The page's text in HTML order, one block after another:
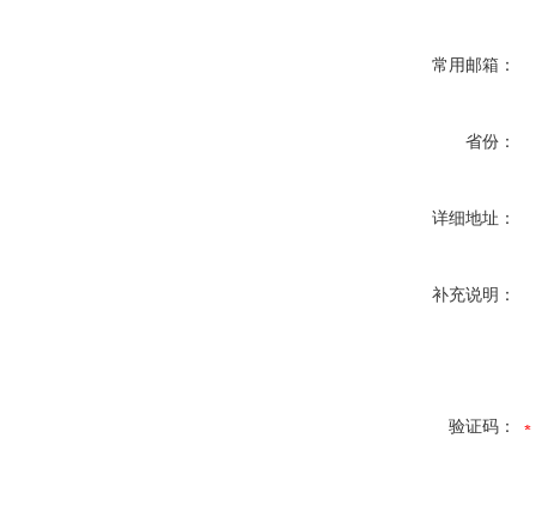
常用邮箱：
省份：
详细地址：
补充说明：
验证码：